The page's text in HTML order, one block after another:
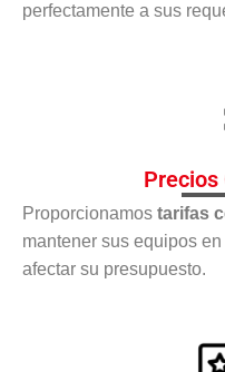
perfectamente a sus
Proporcionamos tarifas
mantener sus equipos en
afectar su presupuesto.